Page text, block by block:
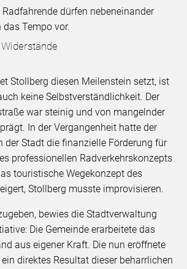
dürfen nebeneinander
Tempo vor.
Stollberg diesen Meilenstein setzt, ist
keine Selbstverständlichkeit. Der
war steinig und von mangelnder
In der Vergangenheit hatte der
der Stadt die finanzielle Förderung für
professionellen Radverkehrskonzepts
touristische Wegekonzept des
Stollberg musste improvisieren.
bewies die Stadtverwaltung
Die Gemeinde erarbeitete das
aus eigener Kraft. Die nun eröffnete
direktes Resultat dieser beharrlichen